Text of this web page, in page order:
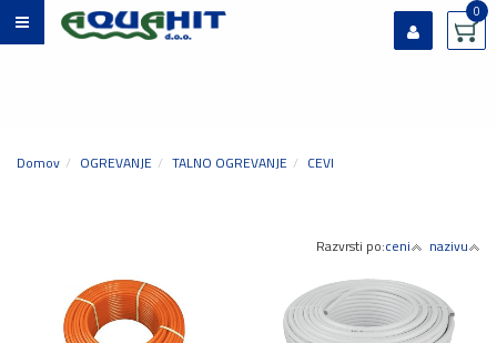
0
Domov OGREVANJE TALNO OGREVANJE CEVI
Razvrsti po:ceni nazivu